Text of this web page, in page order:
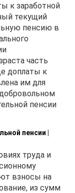
к заработной
текущий
пенсию в
часть
доплаты к
им для
пенсии
пенсии |
труда и
взносы на
из сумм